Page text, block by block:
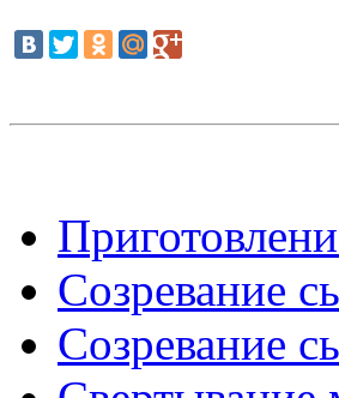
Созревание
Созревание